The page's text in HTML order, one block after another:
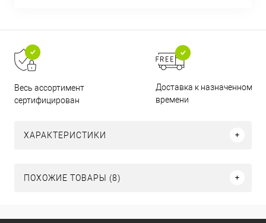
Весь ассортимент
сертифицирован
Доставка к назначенному
времени
ХАРАКТЕРИСТИКИ
ПОХОЖИЕ ТОВАРЫ (8)